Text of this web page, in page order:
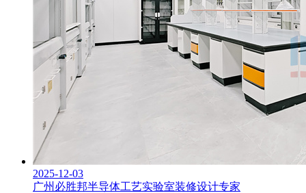
2025-12-03
广州必胜邦半导体工艺实验室装修设计专家